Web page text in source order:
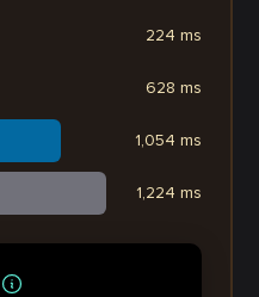
224 ms
628 ms
1,054 ms
1,224 ms